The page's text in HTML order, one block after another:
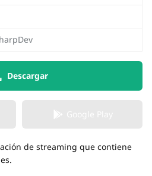
Descargar
de streaming que contiene